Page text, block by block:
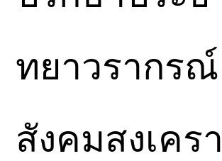
ทยาวรากร
สังคมสงเคร